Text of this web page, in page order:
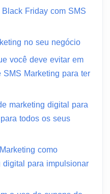
Friday com SMS
no seu negócio
você deve evitar em
Marketing para ter
marketing digital para
todos os seus
como
digital para impulsionar